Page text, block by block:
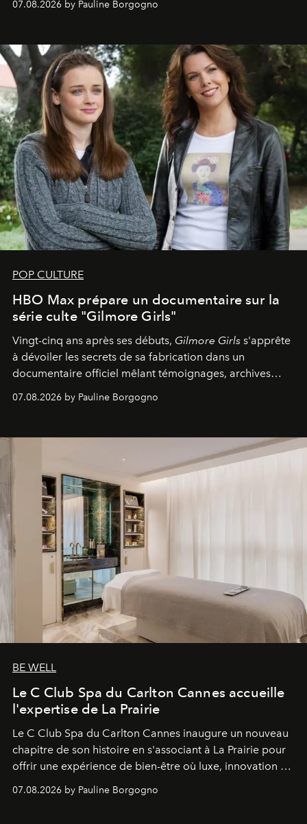
07.08.2026 by Pauline Borgogno
POP CULTURE
HBO Max prépare un documentaire sur la
série culte "Gilmore Girls"
Vingt-cinq ans après ses débuts, Gilmore Girls s'apprête
à dévoiler les secrets de sa fabrication dans un
documentaire officiel mêlant témoignages, archives
inédites et plongée dans les coulisses d'un phénomène
générationnel.
07.08.2026 by Pauline Borgogno
BE WELL
Le C Club Spa du Carlton Cannes accueille
l'expertise de La Prairie
Le C Club Spa du Carlton Cannes inaugure un nouveau
chapitre de son histoire en s'associant à La Prairie pour
offrir une expérience de bien-être où luxe, innovation et
expertise se rencontrent.
07.08.2026 by Pauline Borgogno